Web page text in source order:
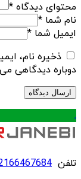
محتوای دیدگاه *
نام شما *
ایمیل شما *
ذخیره نام،
دوباره دیدگاهی
.
تلفن